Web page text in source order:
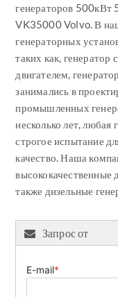
генераторов 500кВт
VK35000 Volvo. В
генераторных
таких как, генератор
двигателем,
занимались в
промышленных
несколько лет, любая
строгое испытание
качество. Наша
высококачественные
также дизельные
Запрос от